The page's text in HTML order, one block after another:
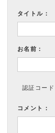
タイトル：
お名前：
認証コード
コメント：